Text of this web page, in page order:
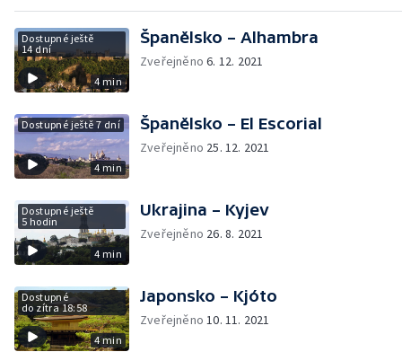
Dostupné ještě
14 dní
4 min
Španělsko – Alhambra
Zveřejněno6. 12. 2021
Dostupné ještě 7 dní
4 min
Španělsko – El Escorial
Zveřejněno 25. 12. 2021
Dostupné ještě
5 hodin
4 min
Ukrajina – Kyjev
Zveřejněno 26. 8. 2021
Dostupné
do zítra 18:58
4 min
Japonsko – Kjóto
Zveřejněno10. 11. 2021